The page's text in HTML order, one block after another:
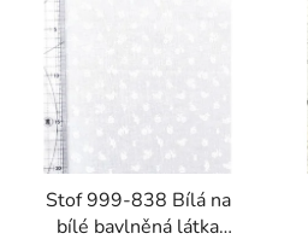
Stof 999-838 Bílá na
bílé bavlněná látka